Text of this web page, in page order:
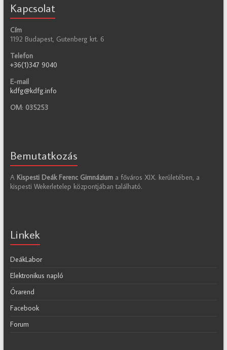
Kapcsolat
Cím
1192 Budapest, Gutenberg krt. 6
Telefon
+36(1)347 9040
E-mail
kdfg@kdfg.info
OM: 035253
Bemutatkozás
A Kispesti Deák Ferenc Gimnázium a főváros XIX. kerületében, a
kispesti Wekerletelep központjában található.
Linkek
DeákLabor
Elektronikus napló
Órarend
Facebook
Forum